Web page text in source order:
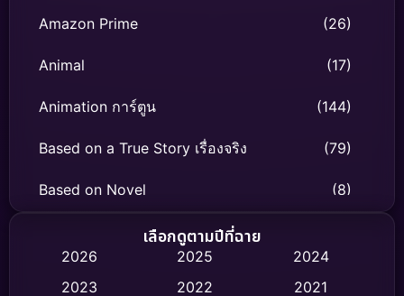
Amazon Prime (26)
Animal (17)
Animation การ์ตูน (144)
Based on a True Story เรื่องจริง (79)
Based on Novel (8)
Biography ชีวิตจริงเลือกดูตามปีที่ฉาย
2026 2025
2024
2023
2022
2021